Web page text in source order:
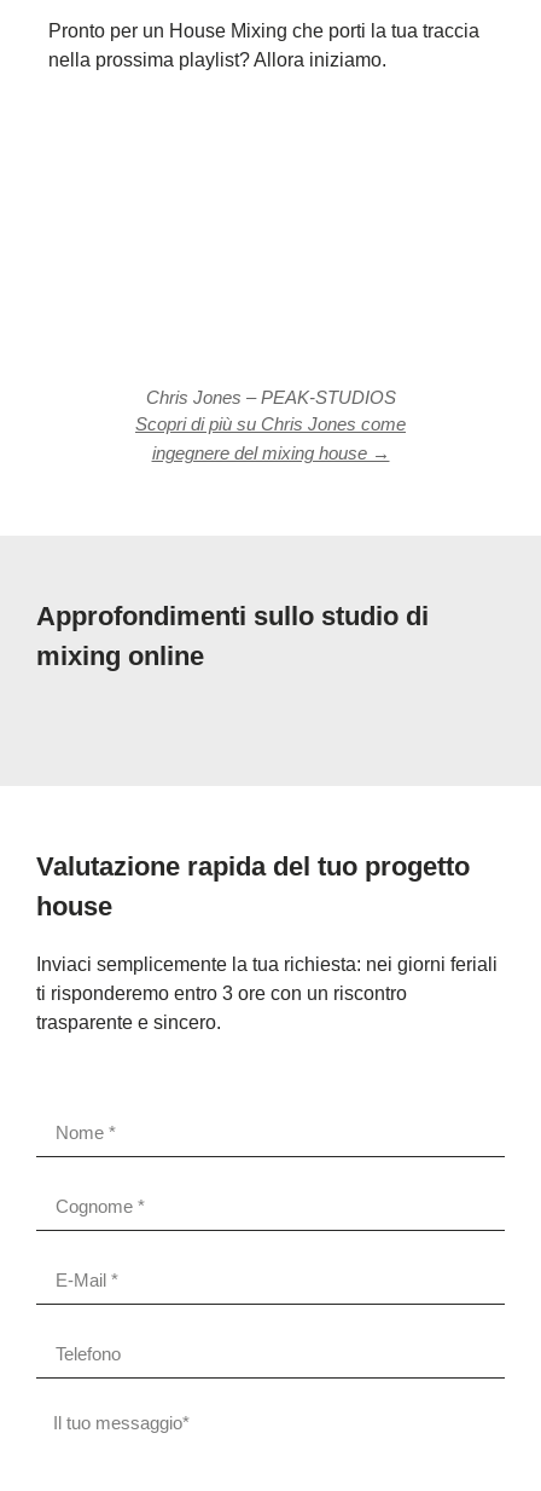
Pronto per un House Mixing che porti la tua traccia
nella prossima playlist? Allora iniziamo.
Chris Jones – PEAK-STUDIOS
Scopri di più su Chris Jones come
ingegnere del mixing house →
Approfondimenti sullo studio di
mixing online
Valutazione rapida del tuo progetto
house
Inviaci semplicemente la tua richiesta: nei giorni feriali
ti risponderemo entro 3 ore con un riscontro
trasparente e sincero.